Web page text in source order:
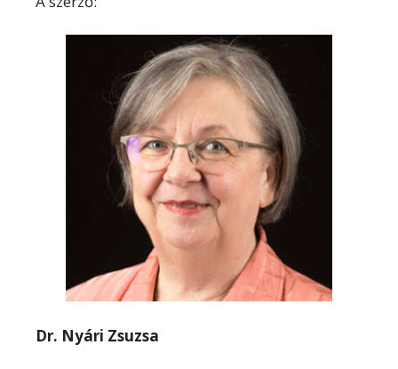
Dr. Nyári Zsuzsa